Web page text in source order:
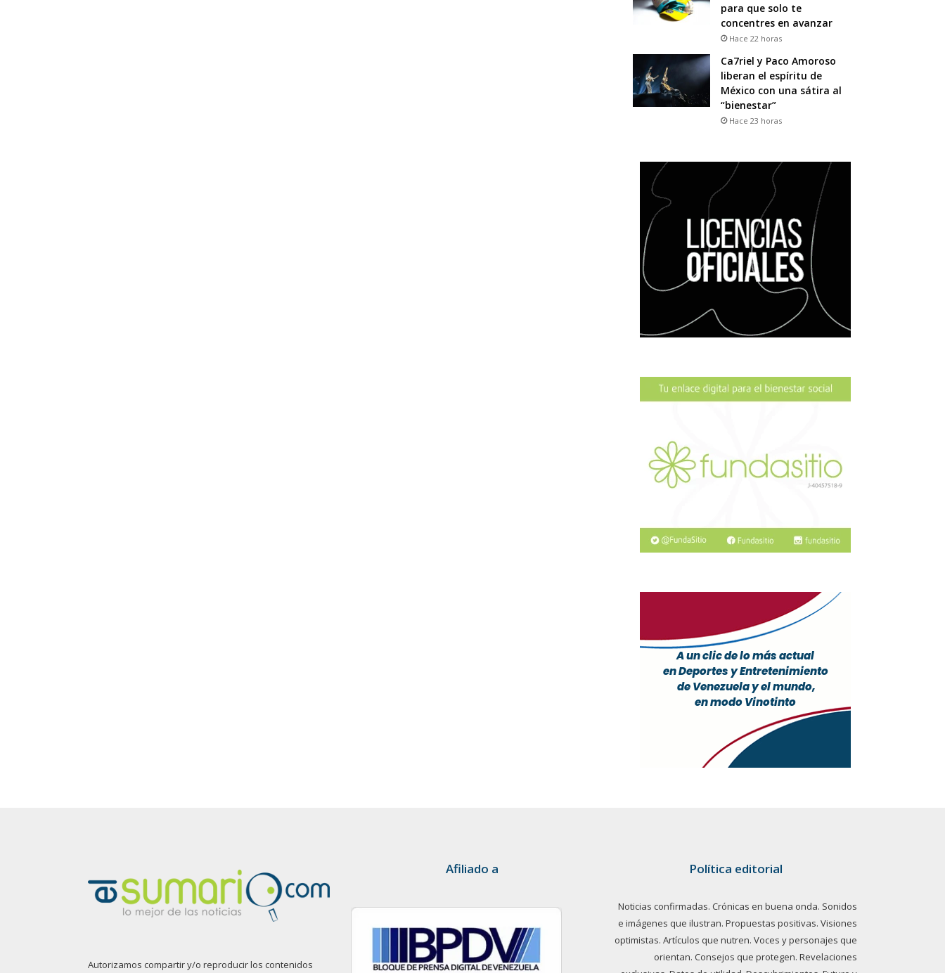
para que solo te
concentres en avanzar
Hace 22 horas
Ca7riel y Paco Amoroso
liberan el espíritu de
México con una sátira al
“bienestar”
Hace 23 horas
Autorizamos compartir y/o reproducir los contenidos
Afiliado a Política editorial
Noticias confirmadas. Crónicas en buena onda. Sonidos
e imágenes que ilustran. Propuestas positivas. Visiones
optimistas. Artículos que nutren. Voces y personajes que
orientan. Consejos que protegen. Revelaciones